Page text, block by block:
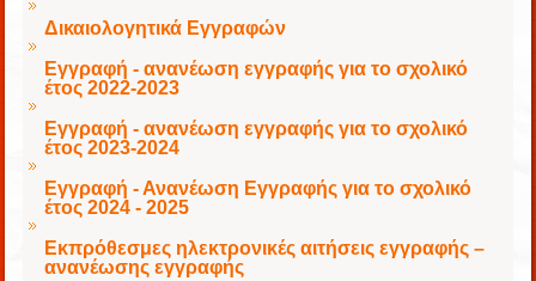
Δικαιολογητικά Εγγραφών
Εγγραφή - ανανέωση εγγραφής για το σχολικό
έτος 2022-2023
Εγγραφή - ανανέωση εγγραφής για το σχολικό
έτος 2023-2024
Εγγραφή - Ανανέωση Εγγραφής για το σχολικό
έτος 2024 - 2025
Εκπρόθεσμες ηλεκτρονικές αιτήσεις εγγραφής –
ανανέωσης εγγραφής